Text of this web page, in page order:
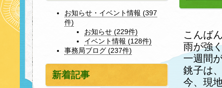
こんば
雨が強
一週間
銚子は
今、現
お知らせ・イベント情報 (397
件)
お知らせ (229件)
イベント情報 (128件)
事務局ブログ (237件)
新着記事